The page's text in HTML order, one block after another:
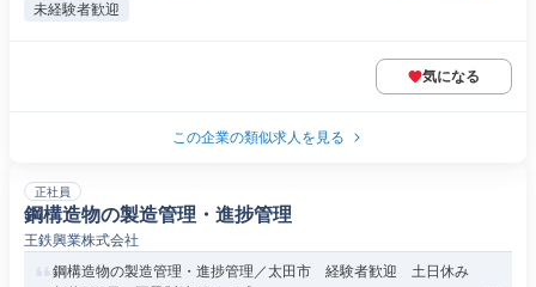
未経験者歓迎
気になる
この企業の類似求人を見る
正社員
鋼構造物の製造管理・進捗管理
王鉄興業株式会社
鋼構造物の製造管理・進捗管理／太田市 経験者歓迎 土日休み